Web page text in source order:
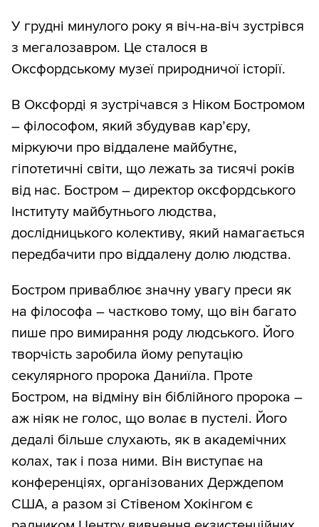
У грудні минулого року я віч-на-віч зустрівся
з мегалозавром. Це сталося в
Оксфордському музеї природничої історії.
В Оксфорді я зустрічався з Ніком Бостромом
– філософом, який збудував кар’єру,
міркуючи про віддалене майбутнє,
гіпотетичні світи, що лежать за тисячі років
від нас. Бостром – директор оксфордського
Інституту майбутнього людства,
дослідницького колективу, який намагається
передбачити про віддалену долю людства.
Бостром приваблює значну увагу преси як
на філософа – частково тому, що він багато
пише про вимирання роду людського. Його
творчість заробила йому репутацію
секулярного пророка Даниїла. Проте
Бостром, на відміну він біблійного пророка –
аж ніяк не голос, що волає в пустелі. Його
дедалі більше слухають, як в академічних
колах, так і поза ними. Він виступає на
конференціях, організованих Держдепом
США, а разом зі Стівеном Хокінгом є